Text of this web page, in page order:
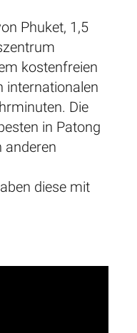
Phuket, 1,5
kostenfreien
internationalen
Die
in Patong
anderen
diese mit